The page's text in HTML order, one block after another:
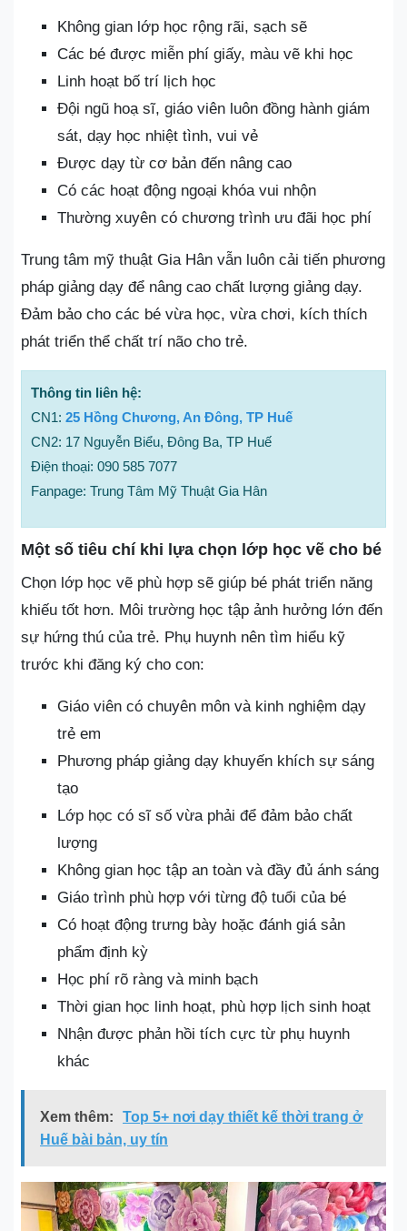
Không gian lớp học rộng rãi, sạch sẽ
Các bé được miễn phí giấy, màu vẽ khi học
Linh hoạt bố trí lịch học
Đội ngũ hoạ sĩ, giáo viên luôn đồng hành giám
sát, dạy học nhiệt tình, vui vẻ
Được dạy từ cơ bản đến nâng cao
Có các hoạt động ngoại khóa vui nhộn
Thường xuyên có chương trình ưu đãi học phí
Trung tâm mỹ thuật Gia Hân vẫn luôn cải tiến phương
pháp giảng dạy để nâng cao chất lượng giảng dạy.
Đảm bảo cho các bé vừa học, vừa chơi, kích thích
phát triển thể chất trí não cho trẻ.
Thông tin liên hệ:
CN1: 25 Hồng Chương, An Đông, TP Huế
CN2: 17 Nguyễn Biểu, Đông Ba, TP Huế
Điện thoại: 090 585 7077
Fanpage: Trung Tâm Mỹ Thuật Gia Hân
Một số tiêu chí khi lựa chọn lớp học vẽ cho bé
Chọn lớp học vẽ phù hợp sẽ giúp bé phát triển năng
khiếu tốt hơn. Môi trường học tập ảnh hưởng lớn đến
sự hứng thú của trẻ. Phụ huynh nên tìm hiểu kỹ
trước khi đăng ký cho con:
Giáo viên có chuyên môn và kinh nghiệm dạy
trẻ em
Phương pháp giảng dạy khuyến khích sự sáng
tạo
Lớp học có sĩ số vừa phải để đảm bảo chất
lượng
Không gian học tập an toàn và đầy đủ ánh sáng
Giáo trình phù hợp với từng độ tuổi của bé
Có hoạt động trưng bày hoặc đánh giá sản
phẩm định kỳ
Học phí rõ ràng và minh bạch
Thời gian học linh hoạt, phù hợp lịch sinh hoạt
Nhận được phản hồi tích cực từ phụ huynh
khác
Xem thêm:
Top 5+ nơi dạy thiết kế thời trang ở
Huế bài bản, uy tín